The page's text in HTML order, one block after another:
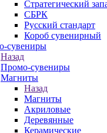
Стратегический
СБРК
Русский стандарт
Короб сувенирный
сувениры
Назад
Промо-сувениры
Магниты
Назад
Магниты
Акриловые
Деревянные
Керамические